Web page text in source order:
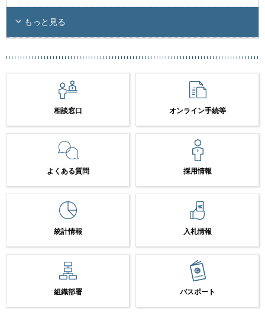
もっと見る
相談窓口 オンライン手続等
よくある質問 採用情報
統計情報 入札情報
組織部署 パスポート